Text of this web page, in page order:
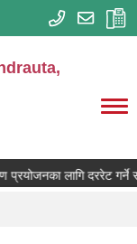
प्रयोजनका लागि दररेट गर्ने